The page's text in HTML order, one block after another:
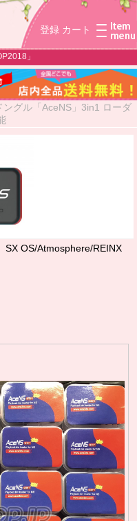
登録 カート
」
ングル「AceNS」3in1 ローダ
OS/Atmosphere/REINX